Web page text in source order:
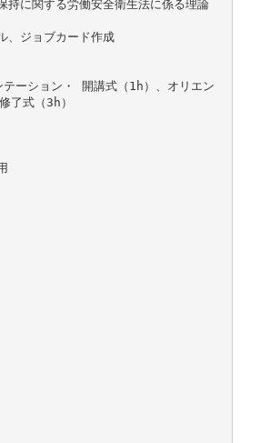
持に関する労働安全衛生法に係る理論
、ジョブカード作成
ーション・ 開講式（1h）、オリエン
了式（3h）